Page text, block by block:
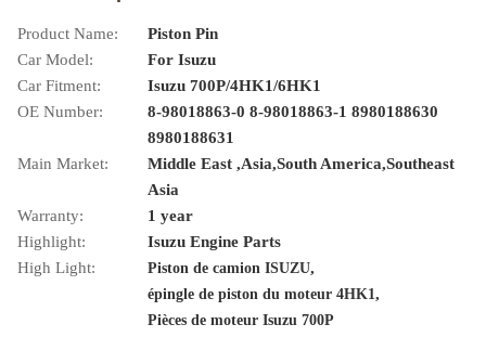
Product Name:
Piston Pin
Car Model:
For Isuzu
Car Fitment:
Isuzu 700P/4HK1/6HK1
OE Number:
8-98018863-0 8-98018863-1 8980188630
8980188631
Main Market:
Middle East ,Asia,South America,Southeast
Asia
Warranty:
1 year
Highlight:
Isuzu Engine Parts
High Light:
Piston de camion ISUZU,
épingle de piston du moteur 4HK1,
Pièces de moteur Isuzu 700P